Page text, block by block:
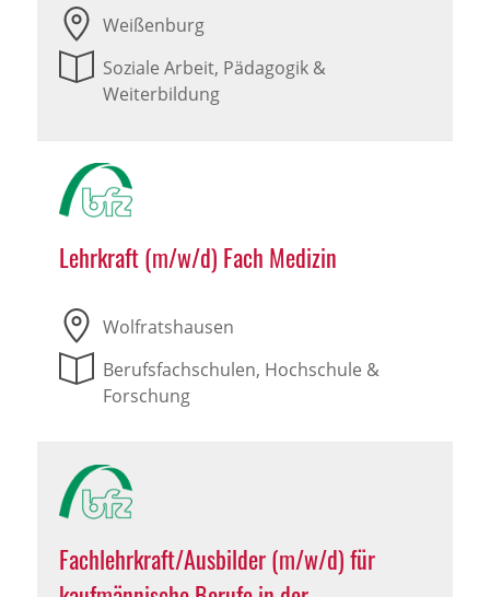
Weißenburg
Soziale Arbeit, Pädagogik &
Weiterbildung
Lehrkraft (m/w/d) Fach Medizin
Wolfratshausen
Berufsfachschulen, Hochschule &
Forschung
Fachlehrkraft/Ausbilder (m/w/d) für